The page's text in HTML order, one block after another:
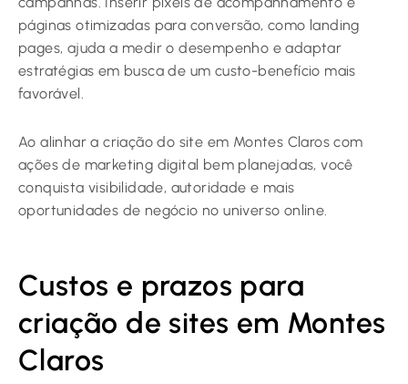
páginas otimizadas para conversão, como landing
pages, ajuda a medir o desempenho e adaptar
estratégias em busca de um custo-benefício mais
favorável.
Ao alinhar a criação do site em Montes Claros com
ações de marketing digital bem planejadas, você
conquista visibilidade, autoridade e mais
oportunidades de negócio no universo online.
Custos e prazos para
criação de sites em Montes
Claros